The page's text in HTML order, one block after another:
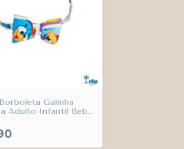
Galinha
Adulto Infantil Bebê